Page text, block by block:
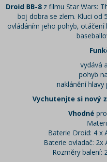
Droid BB-8 z filmu Star Wars:
boj dobra se zlem. Kluci od
ovládáním jeho pohyb, otáčení
vydává
pohyb
naklánění
Vychutenjte si nový
Vhodné
Baterie Droid: 4 x
Baterie ovladač: 2x
Rozměry balení: